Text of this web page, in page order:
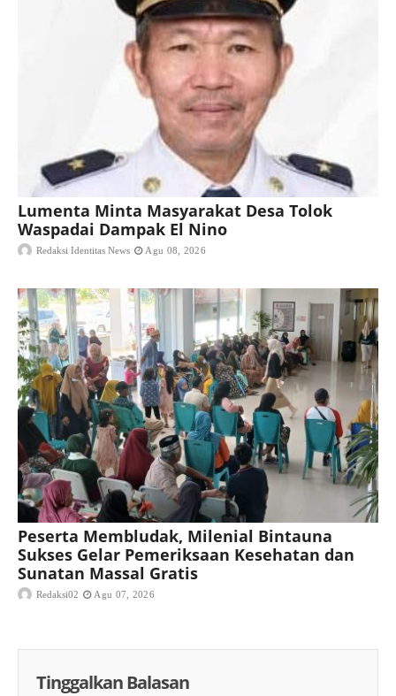
Lumenta Minta Masyarakat Desa Tolok
Waspadai Dampak El Nino
Redaksi Identitas News Agu 08, 2026
Peserta Membludak, Milenial Bintauna
Sukses Gelar Pemeriksaan Kesehatan dan
Sunatan Massal Gratis
Redaksi02 Agu 07, 2026
Tinggalkan Balasan